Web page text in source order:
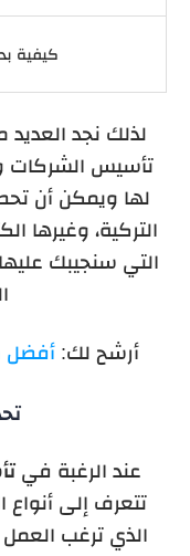
كيفية
لذلك نجد
تأسيس الشركات
لها ويمكن أن
التركية، وغيرها
التي سنجيبك
أرشح لك: أفضل
عند الرغبة في
تتعرف إلى أنواع
الذي ترغب